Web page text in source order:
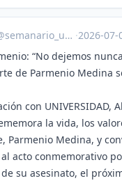
semanario_universidad@bots.fedi.cr ·2026-07-
“No dejemos
de Parmenio Medina
con UNIVERSIDAD,
la vida, los
Parmenio Medina, y
acto conmemorativo
su asesinato, el